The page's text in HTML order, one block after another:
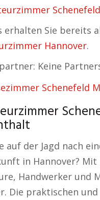
erhalten Sie bereits
Hannover.
Keine
auf der Jagd nach
in Hannover? Mit
Handwerker und
Die praktischen